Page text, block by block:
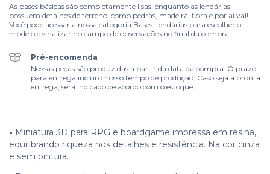
As bases básicas são completamente lisas, enquanto as lendárias
possuem detalhes de terreno, como pedras, madeira, flora e por aí vai!
Você pode acessar a nossa categoria Bases Lendárias para escolher o
modelo e sinalizar no campo de observações no final da compra.
Pré-encomenda
Nossas peças são produzidas a partir da data da compra. O prazo
para entrega incluí o nosso tempo de produção. Caso seja a pronta
entrega, será indicado de acordo com o estoque.
• Miniatura 3D para RPG e boardgame impressa em resina,
equilibrando riqueza nos detalhes e resistência. Na cor cinza
e sem pintura.